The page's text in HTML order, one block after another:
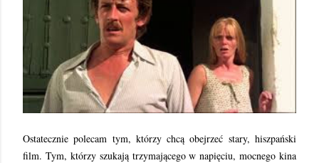
Ostatecznie polecam tym, którzy chcą obejrzeć stary, hiszpański
film. Tym, którzy szukają trzymającego w napięciu, mocnego kina